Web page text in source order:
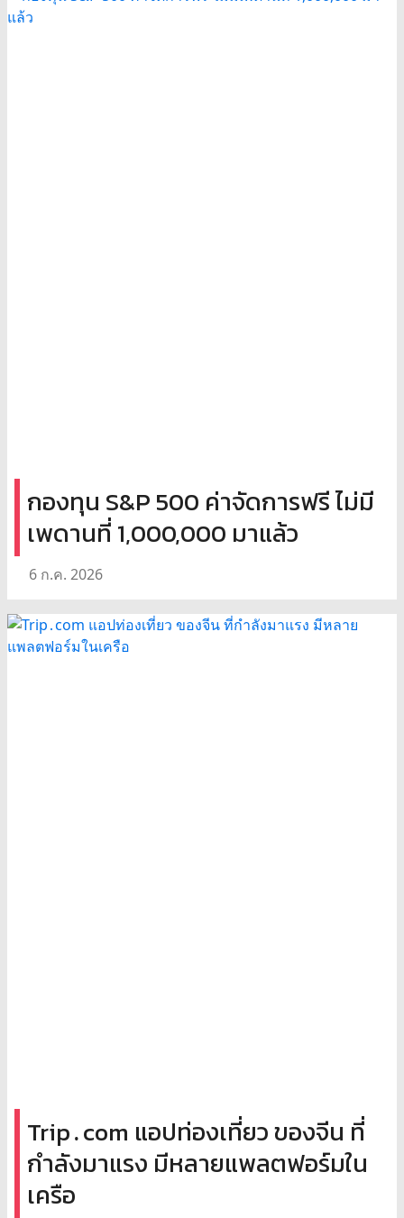
กองทุน S&P 500 ค่าจัดการฟรี ไม่มี
เพดานที่ 1,000,000 มาแล้ว
6 ก.ค. 2026
Trip․com แอปท่องเที่ยว ของจีน ที่
กำลังมาแรง มีหลายแพลตฟอร์มใน
เครือ